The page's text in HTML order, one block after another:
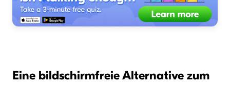
Eine bildschirmfreie Alternative zum